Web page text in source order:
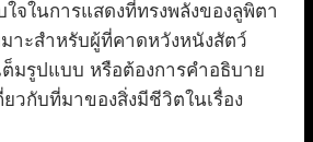
จในการแสดงที่ทรงพลังของลูพิตา
าะสำหรับผู้ที่คาดหวังหนังสัตว์
มรูปแบบ หรือต้องการคำอธิบาย
ยวกับที่มาของสิ่งมีชีวิตในเรื่อง